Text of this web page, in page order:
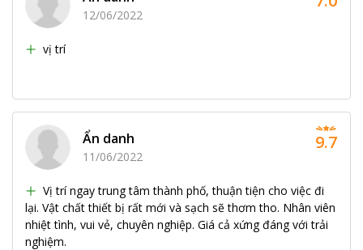
12/06/2022
vị trí
Ẩn danh
11/06/2022
Vị trí ngay trung tâm thành phố, thuận tiện cho việc đi
lại. Vật chất thiết bị rất mới và sạch sẽ thơm tho. Nhân viên
nhiệt tình, vui vẻ, chuyên nghiệp. Giá cả xứng đáng với trải
nghiệm.
9.7